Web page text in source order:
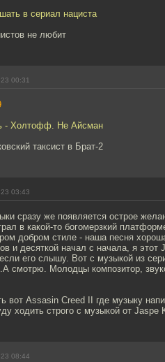
в сериал нациста
не любит
00:31
- Холтофф. Не Айсман
таксист в Брат-2
03:43
сразу же появляется острое
в какой-то богомерзкий
добром стиле - наша песня
и десяткой начал с начала, я
если его слышу. Вот с музыкой из
смотрю. Молодцы композитор,
вот Assasin Creed II где музыку
ходить строго с музыкой от Jaspe
08:44